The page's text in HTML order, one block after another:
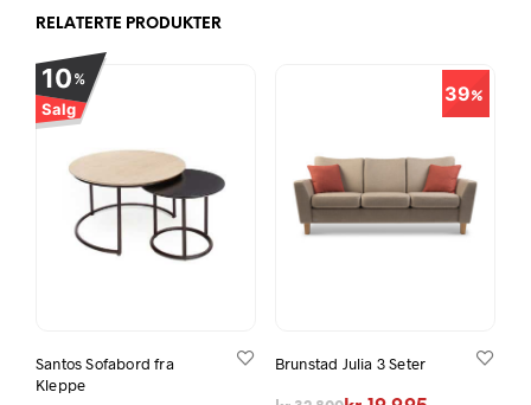
RELATERTE PRODUKTER
10%
Salg
Santos Sofabord fra
Kleppe
39
Brunstad Julia 3 Seter